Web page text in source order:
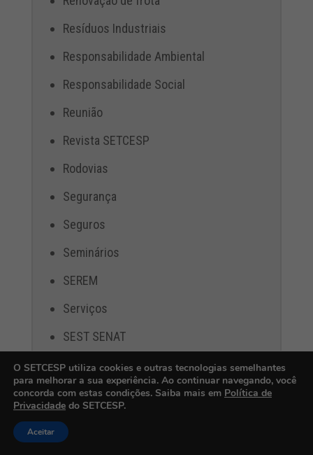
Resíduos Industriais
Responsabilidade Ambiental
Responsabilidade Social
Reunião
Revista SETCESP
Rodovias
Segurança
Seguros
Seminários
SEREM
Serviços
SEST SENAT
SETCESP em Ação
SETCESP na Mídia
SETOR DE TRANSPORTE
O SETCESP utiliza cookies e outras tecnologias semelhantes
para melhorar a sua experiência. Ao continuar navegando, você
concorda com estas condições. Saiba mais em Política de
Privacidade do SETCESP.
Aceitar